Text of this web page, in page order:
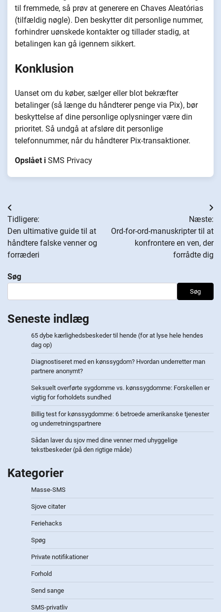
til fremmede, så prøv at generere en Chaves Aleatórias
(tilfældig nøgle). Den beskytter dit personlige nummer,
forhindrer uønskede kontakter og tillader stadig, at
betalingen kan gå igennem sikkert.
Konklusion
Uanset om du køber, sælger eller blot bekræfter
betalinger (så længe du håndterer penge via Pix), bør
beskyttelse af dine personlige oplysninger være din
prioritet. Så undgå at afsløre dit personlige
telefonnummer, når du håndterer Pix-transaktioner.
Opslået i SMS Privacy
Indlægsnavigation
Tidligere:
Den ultimative guide til at
håndtere falske venner og
forræderi
Næste:
Ord-for-ord-manuskripter til at
konfrontere en ven, der
forrådte dig
Søg
Søg
Seneste indlæg
65 dybe kærlighedsbeskeder til hende (for at lyse hele hendes
dag op)
Diagnostiseret med en kønssygdom? Hvordan underretter man
partnere anonymt?
Seksuelt overførte sygdomme vs. kønssygdomme: Forskellen er
vigtig for forholdets sundhed
Billig test for kønssygdomme: 6 betroede amerikanske tjenester
og underretningspartnere
Sådan laver du sjov med dine venner med uhyggelige
tekstbeskeder (på den rigtige måde)
Kategorier
Masse-SMS
Sjove citater
Feriehacks
Spøg
Private notifikationer
Forhold
Send sange
SMS-privatliv